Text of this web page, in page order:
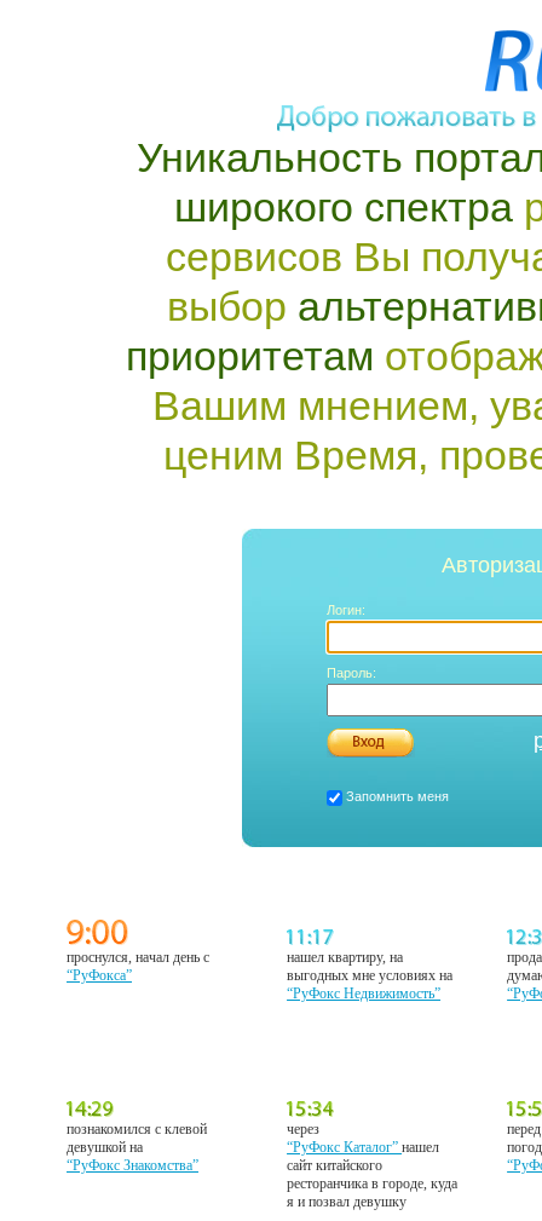
Уникальность
широкого спектра
сервисов Вы
выбор
приоритетам
Вашим мнением,
ценим Время,
Логин:
Пароль:
Запомнить меня
проснулся, начал день с
“РуФокса”
нашел квартиру, на
выгодных мне условиях на
“РуФокс Недвижимость”
познакомился с клевой
девушкой на
“РуФокс Знакомства”
через
“РуФокс Каталог”нашел
сайт китайского
ресторанчика в городе, куда
я и позвал девушку